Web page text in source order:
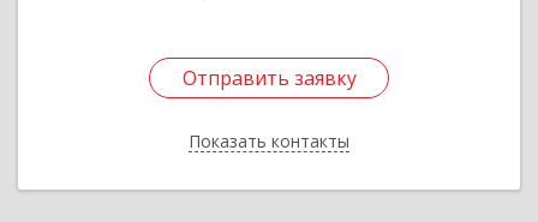
Отправить заявку
Показать контакты
Отправить заявку
Назад